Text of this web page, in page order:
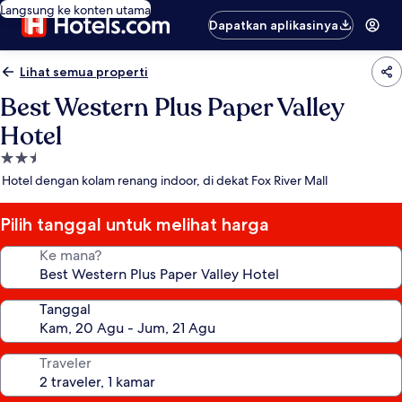
Langsung ke konten utama
Dapatkan aplikasinya
Lihat semua properti
Best Western Plus Paper Valley
Hotel
Properti
bintang
Hotel dengan kolam renang indoor, di dekat Fox River Mall
Pilih tanggal untuk melihat harga
Ke mana?
Tanggal
Traveler